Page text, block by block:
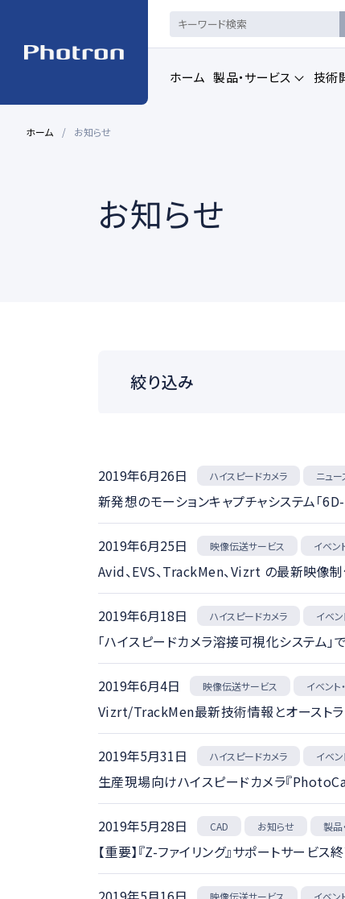
ホーム 製品・サービス 技術
ハイスピードカメ
ホーム お知らせ
お知らせ
絞り込み
その他
ニュースカテゴリ イベント・
納品・受注
2019年6月26日 ハイスピードカメラ ニュー
新発想のモーションキャプチャシステム「
2019年6月25日 映像伝送サービス イベン
Avid、EVS、TrackMen、Vizrt の最新映像
2019年6月18日 ハイスピードカメラ イベン
「ハイスピードカメラ溶接可視化システム
2019年6月4日 映像伝送サービス イベント
Vizrt/TrackMen最新技術情報とオーストラ
2019年5月31日 ハイスピードカメラ イベン
生産現場向けハイスピードカメラ『
2019年5月28日 CAD お知らせ 製品
【重要】『Z-ファイリング』サポートサービス
映像伝送サービス イベン